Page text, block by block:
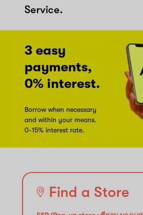
Service.
3 easy
payments,
0% interest.
Borrow when necessary
and within your means.
0-15% interest rate.
Find a Store